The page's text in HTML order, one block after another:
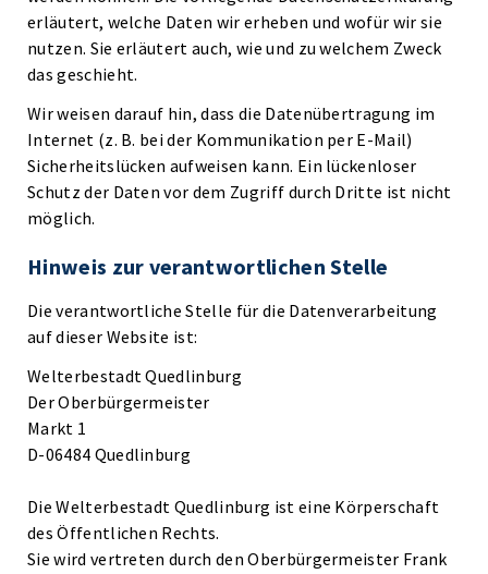
erläutert, welche Daten wir erheben und wofür wir sie
nutzen. Sie erläutert auch, wie und zu welchem Zweck
das geschieht.
Wir weisen darauf hin, dass die Datenübertragung im
Internet (z. B. bei der Kommunikation per E-Mail)
Sicherheitslücken aufweisen kann. Ein lückenloser
Schutz der Daten vor dem Zugriff durch Dritte ist nicht
möglich.
Hinweis zur verantwortlichen Stelle
Die verantwortliche Stelle für die Datenverarbeitung
auf dieser Website ist:
Welterbestadt Quedlinburg
Der Oberbürgermeister
Markt 1
D-06484 Quedlinburg
Die Welterbestadt Quedlinburg ist eine Körperschaft
des Öffentlichen Rechts.
Sie wird vertreten durch den Oberbürgermeister Frank